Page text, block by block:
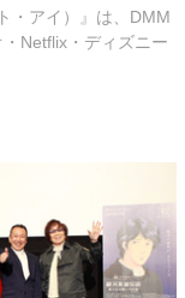
・アイ）』は、DMM
Netflix・ディズニー